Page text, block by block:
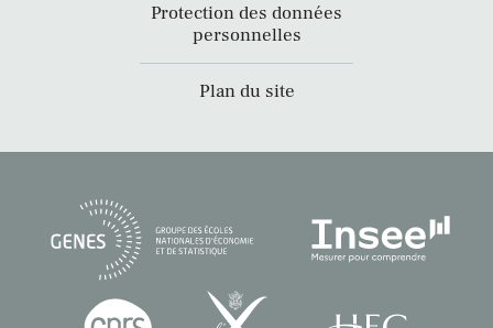
Protection des données
personnelles
Plan du site